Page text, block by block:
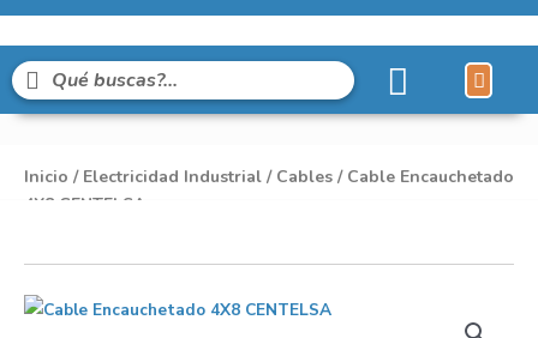
Inicio / Electricidad Industrial / Cables / Cable Encauchetado
4X8 CENTELSA